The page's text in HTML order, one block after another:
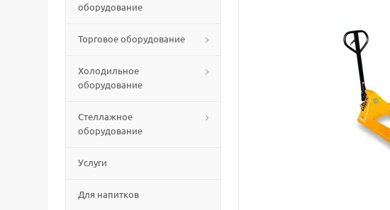
оборудование
Торговое оборудование
Холодильное
оборудование
Стеллажное
оборудование
Услуги
Для напитков